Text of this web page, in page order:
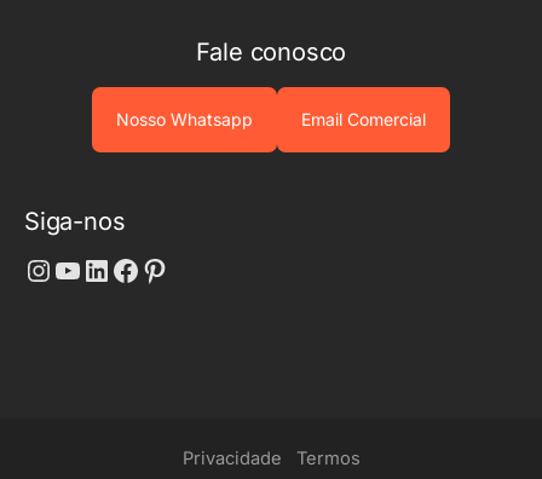
Fale conosco
Nosso Whatsapp Email Comercial
Siga-nos
Instagram
Youtube
LinkedIn
Facebook
Pinterest
Privacidade Termos